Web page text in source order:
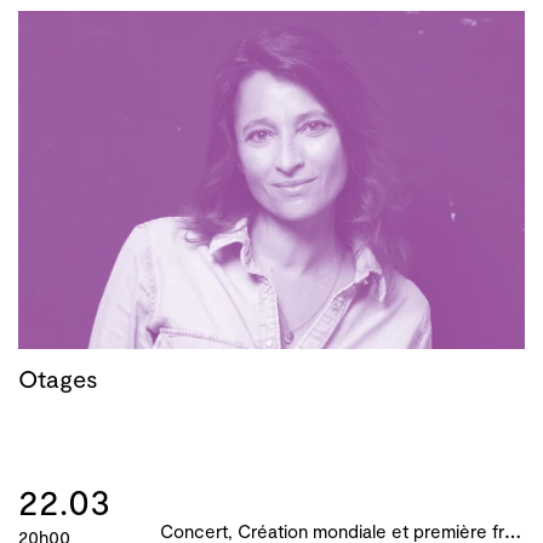
Otages
22.03
20h00 C
oncert, Création mondiale et première française, B!ME 2024